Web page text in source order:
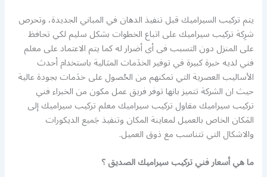
يتم تركيب السيراميك قبل تنفيذ الدهان في المباني الجديدة، وتحرص
شرِكة تركيب سيراميك على اتباع الخطوات بشكل سليم لكي تحافظ
على المنزل دون التسبب فى أى أضرار له كما يتم الاعتماد على معلم
فني لديه خبرة كبيرة في توفير الخدَمات المثالية باستخدام أحدث
الأساليب العصرية التي تمكنهم من الحُصول على خدَمات بجودة عالية
حيث ان الشركة تتميز بانها توفر فريق عمل مكون من الخبراء فني
تركيب سيراميك مقاول تركيب سيراميك معلم تركيب سيراميك إلى
المَكان الخاص بالعميل لمعاينة المكان وتنفيذ جَميع الديكورات
والاشكال التي تتناسب مع ذوق العميل.
ما هي أسعار فني تركيب سيراميك الصديق ؟